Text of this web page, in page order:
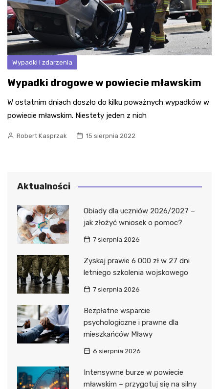
Wypadki i zdarzenia
Wypadki drogowe w powiecie mławskim
W ostatnim dniach doszło do kilku poważnych wypadków w
powiecie mławskim. Niestety jeden z nich
Robert Kasprzak 15 sierpnia 2022
Aktualności
Obiady dla uczniów 2026/2027 –
jak złożyć wniosek o pomoc?
7 sierpnia 2026
Zyskaj prawie 6 000 zł w 27 dni
letniego szkolenia wojskowego
7 sierpnia 2026
Bezpłatne wsparcie
psychologiczne i prawne dla
mieszkańców Mławy
6 sierpnia 2026
Intensywne burze w powiecie
mławskim – przygotuj się na silny